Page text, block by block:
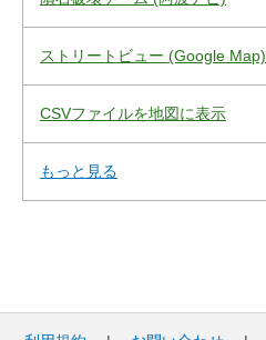
ストリートビュー (Google Map)
CSVファイルを地図に表示
もっと見る